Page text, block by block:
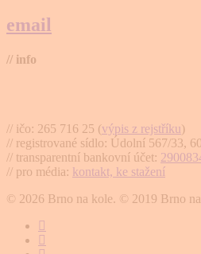
email
// info
// ičo: 265 716 25 (výpis z rejstříku)
// registrované sídlo: Údolní 567/33,
// transparentní bankovní účet:
// pro média: kontakt, ke stažení
© 2026 Brno na kole. © 2019 Brno
twitter
facebook